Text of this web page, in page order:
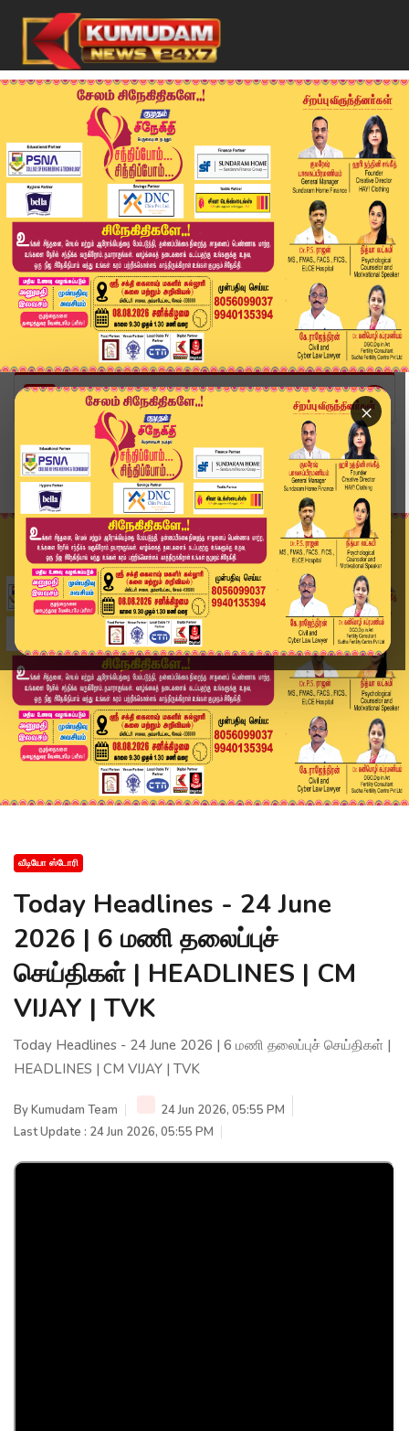
×
Home
வீடியோ ஸ்டோரி
Today Headlines - 24 June 2026 | 6 மணி தலைப்புச...
வீடியோ ஸ்டோரி
Today Headlines - 24 June
2026 | 6 மணி தலைப்புச்
செய்திகள் | HEADLINES | CM
VIJAY | TVK
Today Headlines - 24 June 2026 | 6 மணி தலைப்புச் செய்திகள் |
HEADLINES | CM VIJAY | TVK
ByKumudam Team
24 Jun 2026, 05:55 PM
Last Update : 24 Jun 2026, 05:55 PM